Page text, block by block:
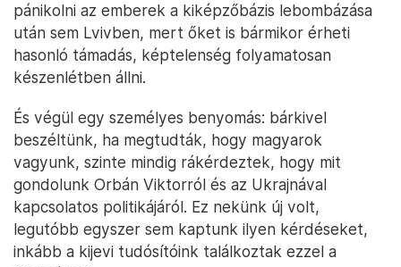
pánikolni az emberek a kiképzőbázis lebombázása
után sem Lvivben, mert őket is bármikor érheti
hasonló támadás, képtelenség folyamatosan
készenlétben állni.
És végül egy személyes benyomás: bárkivel
beszéltünk, ha megtudták, hogy magyarok
vagyunk, szinte mindig rákérdeztek, hogy mit
gondolunk Orbán Viktorról és az Ukrajnával
kapcsolatos politikájáról. Ez nekünk új volt,
legutóbb egyszer sem kaptunk ilyen kérdéseket,
inkább a kijevi tudósítóink találkoztak ezzel a